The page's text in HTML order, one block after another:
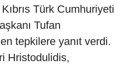
Türk Cumhuriyeti
Tufan
tepkilere yanıt verdi.
Hristodulidis,